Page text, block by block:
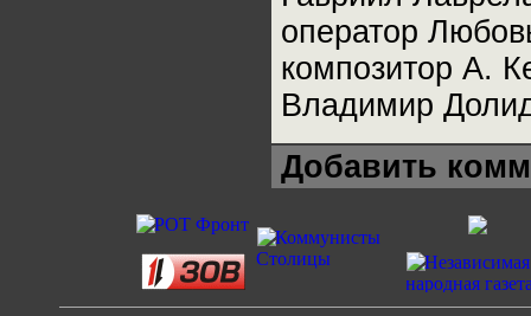
оператор
композитор А.
Владимир
Добавить